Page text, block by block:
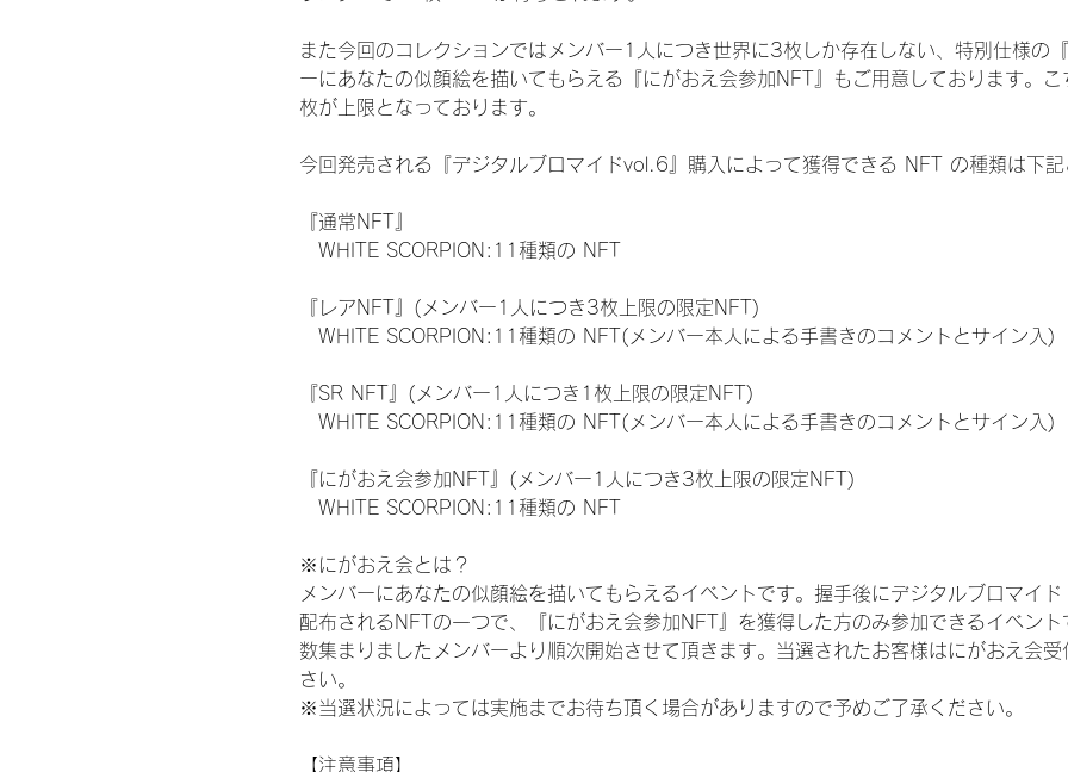
また今回のコレクションではメンバー1人につき世界に3枚しか存在しない、特別仕様の
ーにあなたの似顔絵を描いてもらえる『にがおえ会参加NFT』もご用意しております。
枚が上限となっております。
今回発売される『デジタルブロマイドvol.6』購入によって獲得できる NFT の種類は下記
『通常NFT』
WHITE SCORPION:11種類の NFT
『レアNFT』(メンバー1人につき3枚上限の限定NFT)
WHITE SCORPION:11種類の NFT(メンバー本人による手書きのコメントとサイン入)
『SR NFT』(メンバー1人につき1枚上限の限定NFT)
WHITE SCORPION:11種類の NFT(メンバー本人による手書きのコメントとサイン入)
『にがおえ会参加NFT』(メンバー1人につき3枚上限の限定NFT)
WHITE SCORPION:11種類の NFT
※にがおえ会とは？
メンバーにあなたの似顔絵を描いてもらえるイベントです。握手後にデジタルブロマイ
配布されるNFTの一つで、『にがおえ会参加NFT』を獲得した方のみ参加できるイベン
数集まりましたメンバーより順次開始させて頂きます。当選されたお客様はにがおえ会
さい。
※当選状況によっては実施までお待ち頂く場合がありますので予めご了承ください。
【注意事項】